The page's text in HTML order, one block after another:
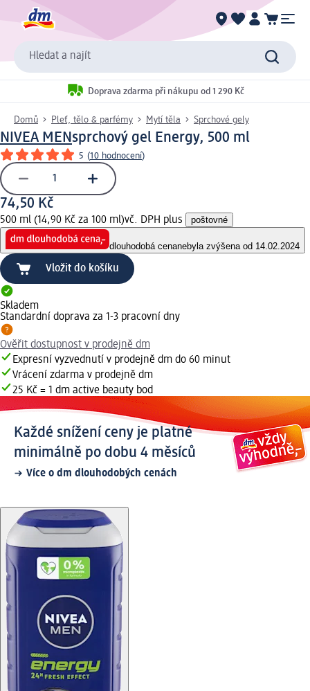
Hledat a najít
Doprava zdarma při nákupu od 1 290 Kč
Domů Pleť, tělo & parfémy Mytí těla Sprchové gely
NIVEA MENsprchový gel Energy, 500 ml
5 (10 hodnocení)
74,50 Kč
500 ml (14,90 Kč za 100 ml)vč. DPH plus poštovné
dlouhodobá cenanebyla zvýšena od 14.02.2024
Vložit do košíku
Skladem
Standardní doprava za 1-3 pracovní dny
Ověřit dostupnost v prodejně dm
Expresní vyzvednutí v prodejně dm do 60 minut
Vrácení zdarma v prodejně dm
25 Kč = 1 dm active beauty bod
Každé snížení ceny je platné
minimálně po dobu 4 měsíců
Více o dm dlouhodobých cenách